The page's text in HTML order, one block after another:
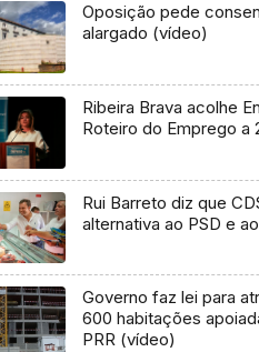
Oposição pede
alargado (vídeo)
Ribeira Brava acolhe
Roteiro do Emprego a
Rui Barreto diz que
alternativa ao PSD e
Governo faz lei para
600 habitações
PRR (vídeo)